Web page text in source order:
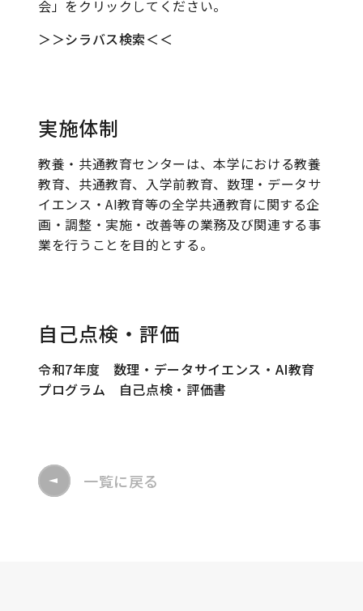
会」をクリックしてください。
＞＞シラバス検索＜＜
実施体制
教養・共通教育センターは、本学における教養
教育、共通教育、入学前教育、数理・データサ
イエンス・AI教育等の全学共通教育に関する企
画・調整・実施・改善等の業務及び関連する事
業を行うことを目的とする。
自己点検・評価
令和7年度 数理・データサイエンス・AI教育
プログラム 自己点検・評価書
一覧に戻る